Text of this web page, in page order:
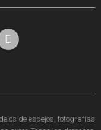
de espejos, fotografías